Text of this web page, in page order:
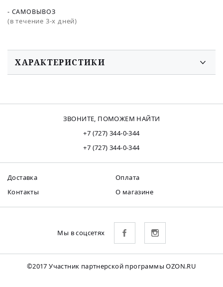
- САМОВЫВОЗ
(в течение 3-х дней)
ХАРАКТЕРИСТИКИ
ЗВОНИТЕ, ПОМОЖЕМ НАЙТИ
+7 (727) 344-0-344
+7 (727) 344-0-344
Доставка
Оплата
Контакты
О магазине
Мы в соцсетях
©2017 Участник партнерской программы OZON.RU